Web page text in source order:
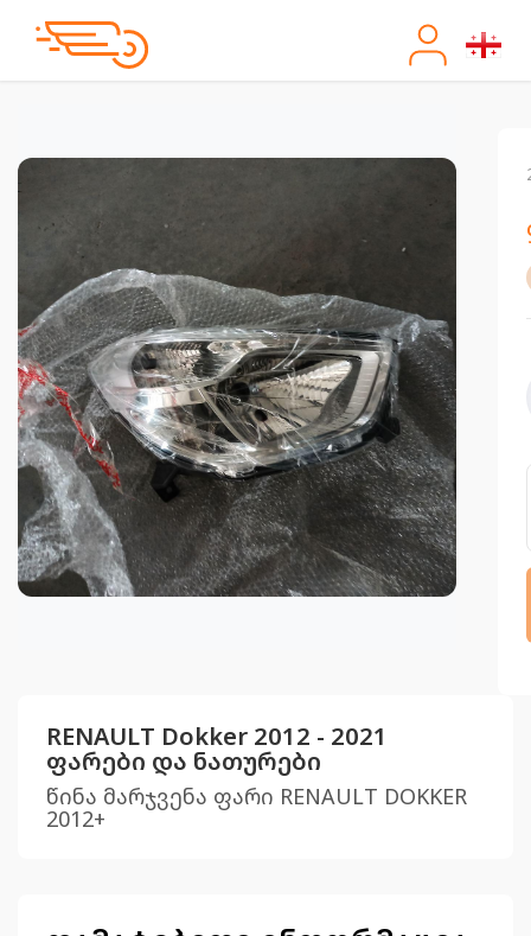
RENAULT Dokker 2012 - 2021
ფარები და ნათურები
წინა მარჯვენა ფარი RENAULT DOKKER
2012+